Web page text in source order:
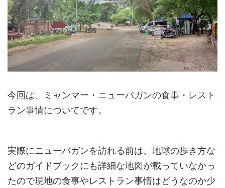
今回は、ミャンマー・ニューバガンの食事・レスト
ラン事情についてです。
実際にニューバガンを訪れる前は、地球の歩き方な
どのガイドブックにも詳細な地図が載っていなかっ
たので現地の食事やレストラン事情はどうなのか少